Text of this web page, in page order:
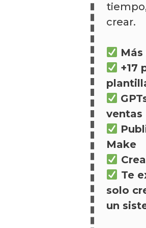
crear.
+17
ventas
Make
Te
solo
un